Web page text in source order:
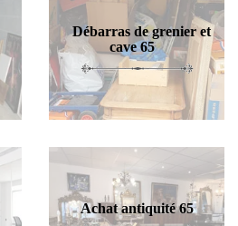
Débarras de grenier et
cave 65
Achat antiquité 65